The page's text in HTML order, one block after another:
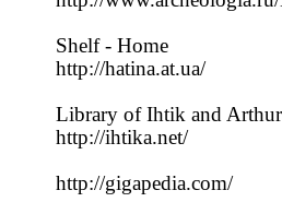
Shelf - Home
http://hatina.at.ua/
Library of Ihtik and Arthur
http://ihtika.net/
http://gigapedia.com/